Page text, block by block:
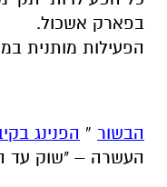
בפארק אשכול.
הפעילות מותנית
הבשור » הפנינג
העשרה – "שוק עד